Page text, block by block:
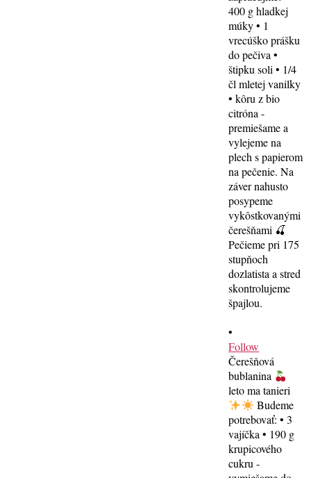
•
Follow
Čerešňová
bublanina
leto ma tanieri
Budeme
potrebovať: • 3
vajíčka • 190 g
krupicového
cukru -